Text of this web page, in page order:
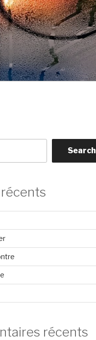
Search
récents